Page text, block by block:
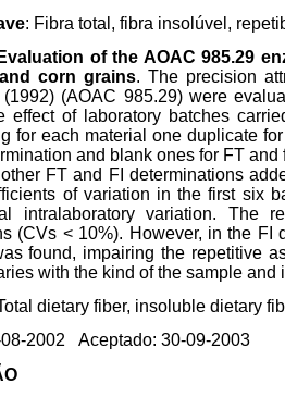
: Fibra total, fibra insolúvel,
of the AOAC 985.29
corn grains. The precision
(AOAC 985.29) were
effect of laboratory batches
for each material one duplicate
and blank ones for FT
FT and FI determinations
of variation in the first six
intralaboratory variation. The
(CVs < 10%). However, in the
found, impairing the repetitive
with the kind of the sample
dietary fiber, insoluble dietary
2002
Aceptado: 30-09-2003